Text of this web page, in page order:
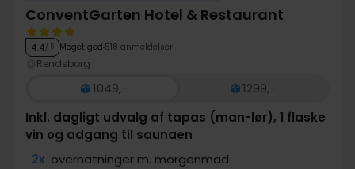
ConventGarten Hotel & Restaurant
4.4/ 5 Meget god 518 anmeldelser
Rendsborg
1049,-
1299,-
Inkl. dagligt udvalg af tapas (man-lør), 1 flaske
vin og adgang til saunaen
2x overnatninger m. morgenmad